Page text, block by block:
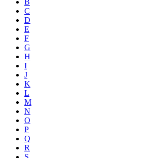
C
D
E
F
G
H
I
J
K
L
M
N
O
P
Q
R